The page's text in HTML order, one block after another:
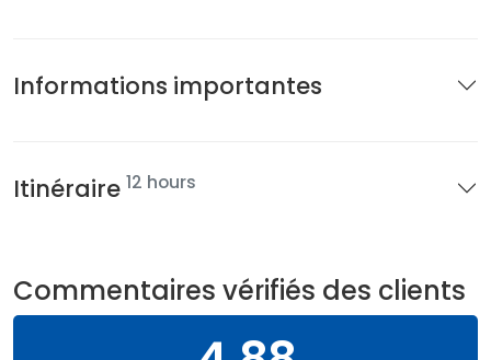
Informations importantes
Itinéraire 12 hours
Commentaires vérifiés des clients